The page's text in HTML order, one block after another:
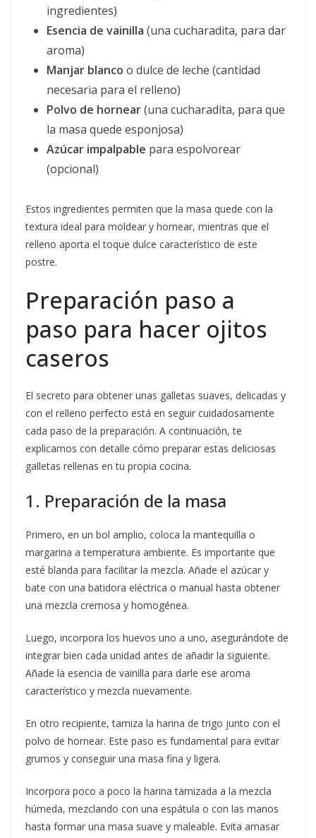
ingredientes)
Esencia de vainilla (una cucharadita, para dar
aroma)
Manjar blanco o dulce de leche (cantidad
necesaria para el relleno)
Polvo de hornear(una cucharadita, para que
la masa quede esponjosa)
Azúcar impalpable para espolvorear
(opcional)
Estos ingredientes permiten que la masa quede con la
textura ideal para moldear y hornear, mientras que el
relleno aporta el toque dulce característico de este
postre.
Preparación paso a
paso para hacer ojitos
caseros
El secreto para obtener unas galletas suaves, delicadas y
con el relleno perfecto está en seguir cuidadosamente
cada paso de la preparación. A continuación, te
explicamos con detalle cómo preparar estas deliciosas
galletas rellenas en tu propia cocina.
1. Preparación de la masa
Primero, en un bol amplio, coloca la mantequilla o
margarina a temperatura ambiente. Es importante que
esté blanda para facilitar la mezcla. Añade el azúcar y
bate con una batidora eléctrica o manual hasta obtener
una mezcla cremosa y homogénea.
Luego, incorpora los huevos uno a uno, asegurándote de
integrar bien cada unidad antes de añadir la siguiente.
Añade la esencia de vainilla para darle ese aroma
característico y mezcla nuevamente.
En otro recipiente, tamiza la harina de trigo junto con el
polvo de hornear. Este paso es fundamental para evitar
grumos y conseguir una masa fina y ligera.
Incorpora poco a poco la harina tamizada a la mezcla
húmeda, mezclando con una espátula o con las manos
hasta formar una masa suave y maleable. Evita amasar